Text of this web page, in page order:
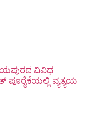
ವಿವಿಧ
ಪೂರೈಕೆಯಲ್ಲಿ ವ್ಯತ್ಯಯ